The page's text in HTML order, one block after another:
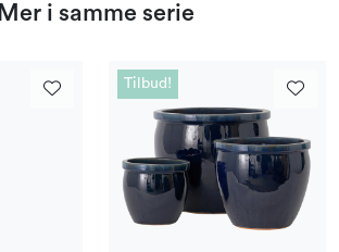
Mer i samme serie
Tilbud!